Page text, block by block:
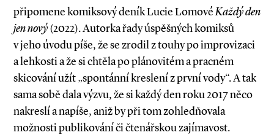
připomene komiksový deník Lucie LomovéKaždý den
jen nový(2022). Autorka řady úspěšných komiksů
v jeho úvodu píše, že se zrodil z touhy po improvizaci
a lehkosti a že si chtěla po plánovitém a pracném
skicování užít „spontánní kreslení z první vody“. A tak
sama sobě dala výzvu, že si každý den roku 2017 něco
nakreslí a napíše, aniž by při tom zohledňovala
možnosti publikování či čtenářskou zajímavost.